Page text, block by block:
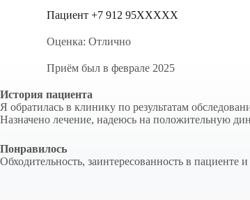
Пациент +7 912 95XXXXX
Оценка: Отлично
Приём был в феврале 2025
История пациента
Я обратилась в клинику по результатам
Назначено лечение, надеюсь на положительную
Понравилось
Обходительность, заинтересованность в пациенте